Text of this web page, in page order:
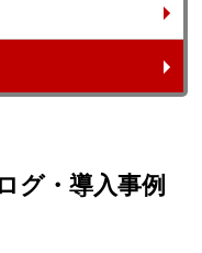
グ・導入事例